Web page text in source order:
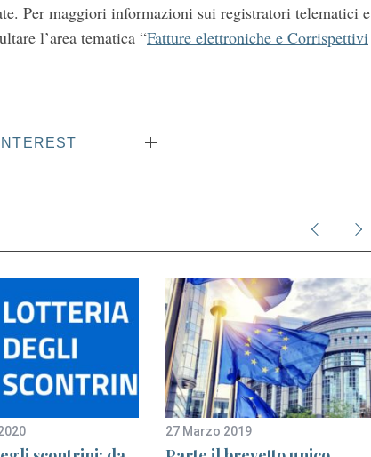
Per maggiori informazioni sui registratori telematici e
l’area tematica “Fatture elettroniche e Corrispettivi
27 Marzo 2019